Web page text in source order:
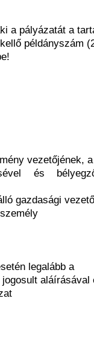
a pályázatát a
példányszám
vezetőjének, a
és
gazdasági
legalább a
aláírásával